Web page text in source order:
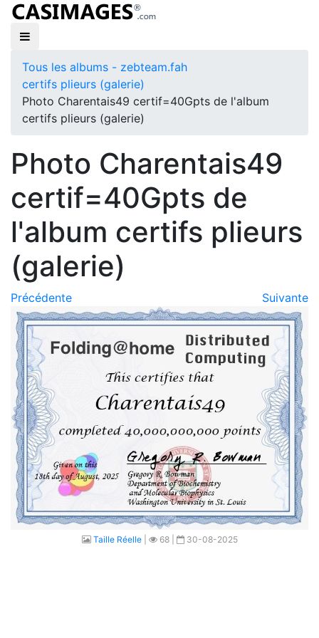
Tous les albums - zebteam.fah
certifs plieurs (galerie)
Photo Charentais49 certif=40Gpts de l'album
certifs plieurs (galerie)
Photo Charentais49
certif=40Gpts de
l'album certifs plieurs
(galerie)
Précédente Suivante
Taille Réelle| 68 | 30-08-2025